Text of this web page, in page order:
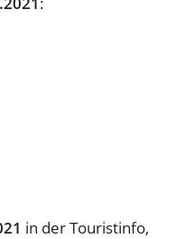
in der Touristinfo,